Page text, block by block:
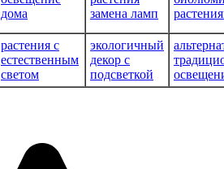
дома
замена ламп
растения с
естественным
светом
экологичный
декор с
подсветкой